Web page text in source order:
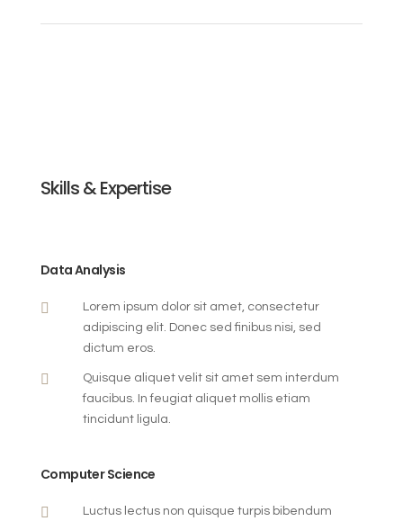
Skills & Expertise
Data Analysis

Lorem ipsum dolor sit amet, consectetur
adipiscing elit. Donec sed finibus nisi, sed
dictum eros.

Quisque aliquet velit sit amet sem interdum
faucibus. In feugiat aliquet mollis etiam
tincidunt ligula.
Computer Science

Luctus lectus non quisque turpis bibendum